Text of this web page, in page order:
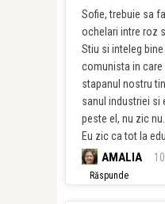
Sofie, trebuie sa
ochelari intre roz
Stiu si inteleg
comunista in
stapanul nostru
sanul industriei si
peste el, nu zic nu.
Eu zic ca tot la
AMALIA
Răspunde